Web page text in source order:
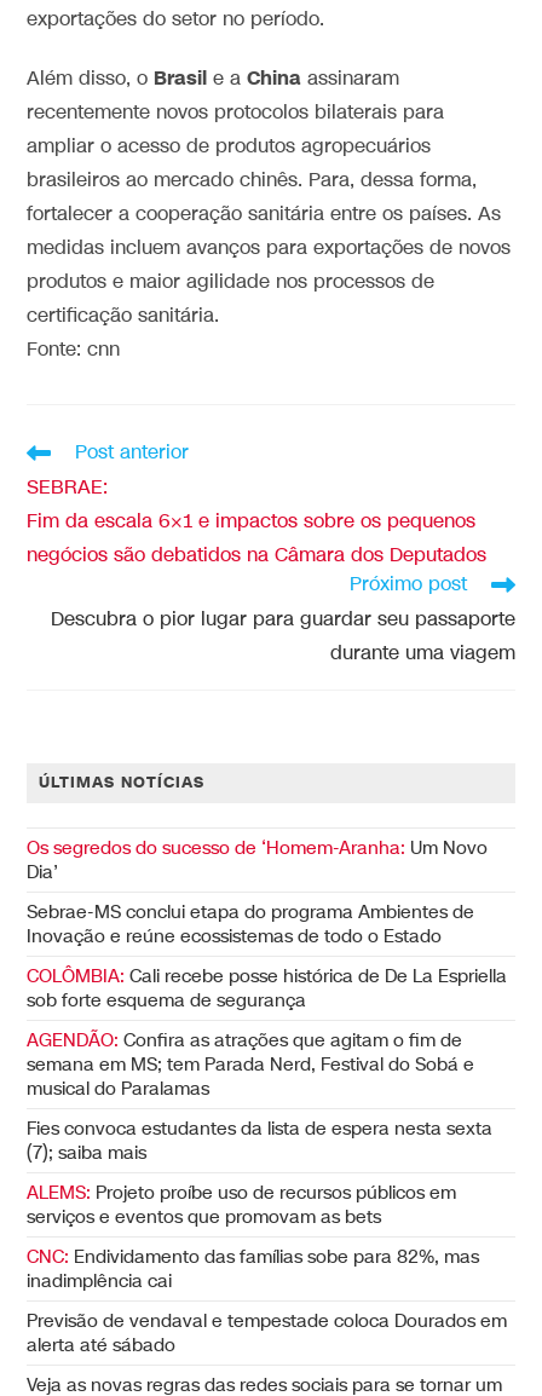
exportações do setor no período.
Além disso, o Brasil e aChina assinaram
recentemente novos protocolos bilaterais para
ampliar o acesso de produtos agropecuários
brasileiros ao mercado chinês. Para, dessa forma,
fortalecer a cooperação sanitária entre os países. As
medidas incluem avanços para exportações de novos
produtos e maior agilidade nos processos de
certificação sanitária.
Fonte: cnn
Post anterior
SEBRAE:
Fim da escala 6×1 e impactos sobre os pequenos
negócios são debatidos na Câmara dos Deputados
Próximo post
Descubra o pior lugar para guardar seu passaporte
durante uma viagem
ÚLTIMAS NOTÍCIAS
Os segredos do sucesso de ‘Homem-Aranha: Um Novo
Dia’
Sebrae-MS conclui etapa do programa Ambientes de
Inovação e reúne ecossistemas de todo o Estado
COLÔMBIA: Cali recebe posse histórica de De La Espriella
sob forte esquema de segurança
AGENDÃO: Confira as atrações que agitam o fim de
semana em MS; tem Parada Nerd, Festival do Sobá e
musical do Paralamas
Fies convoca estudantes da lista de espera nesta sexta
(7); saiba mais
ALEMS: Projeto proíbe uso de recursos públicos em
serviços e eventos que promovam as bets
CNC: Endividamento das famílias sobe para 82%, mas
inadimplência cai
Previsão de vendaval e tempestade coloca Dourados em
alerta até sábado
Veja as novas regras das redes sociais para se tornar um